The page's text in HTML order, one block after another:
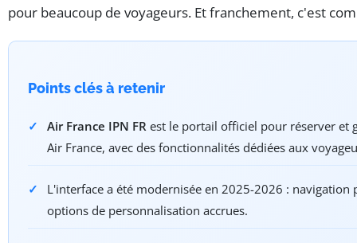
pour beaucoup de voyageurs. Et franchement, c'est
Points clés à retenir
Air France IPN FR est le portail officiel pour réserver et
Air France, avec des fonctionnalités dédiées aux
L'interface a été modernisée en 2025-2026 : navigation
options de personnalisation accrues.